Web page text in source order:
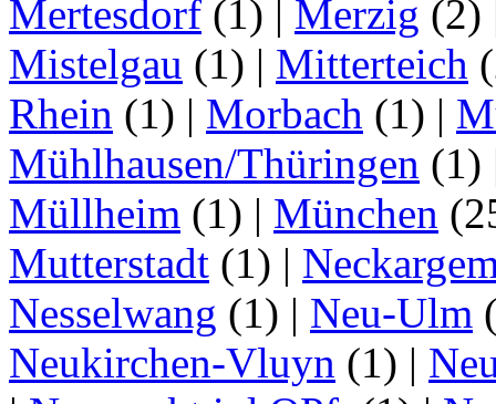
Mertesdorf (1) | Merzig (2)
Mistelgau (1) | Mitterteich
Rhein (1) | Morbach (1) |
Mühlhausen/Thüringen (1)
Müllheim (1) | München
Mutterstadt (1) |
Nesselwang (1) | Neu-Ulm
Neukirchen-Vluyn (1) |